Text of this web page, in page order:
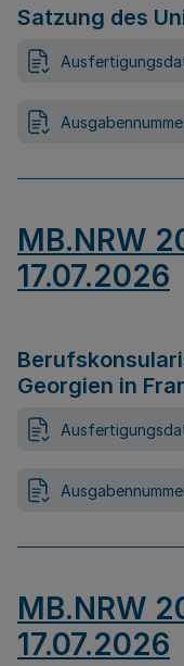
Satzung des
MB.NRW
17.07.2026
Georgien in
MB.NRW
17.07.2026